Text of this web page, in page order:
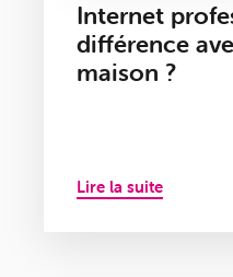
Internet
différence
maison ?
Lire la suite